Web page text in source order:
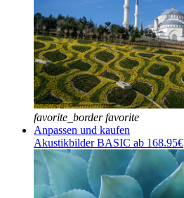
favorite_border favorite
Anpassen und kaufen
Akustikbilder BASIC ab 168.95€